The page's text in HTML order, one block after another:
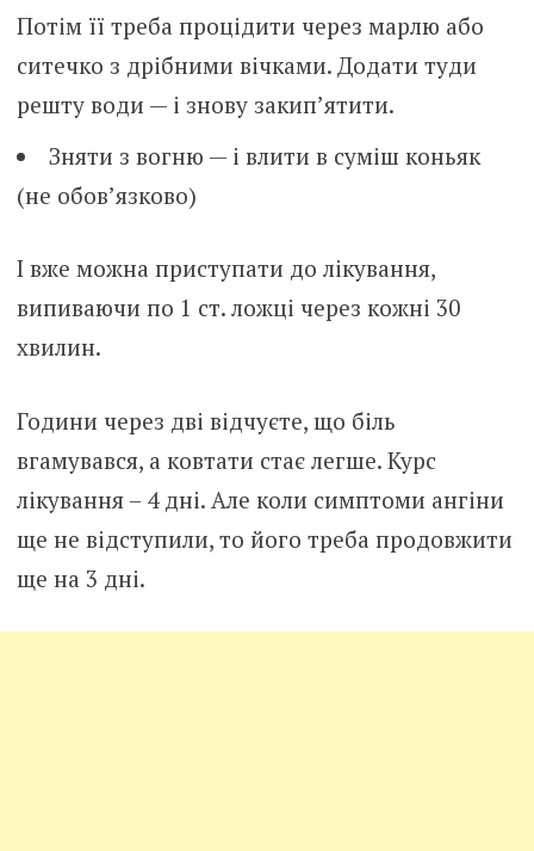
Потім її треба процідити через марлю або
ситечко з дрібними вічками. Додати туди
решту води — і знову закип’ятити.
Зняти з вогню — і влити в суміш коньяк
(не обов’язково)
І вже можна приступати до лікування,
випиваючи по 1 ст. ложці через кожні 30
хвилин.
Години через дві відчуєте, що біль
вгамувався, а ковтати стає легше. Курс
лікування – 4 дні. Але коли симптоми ангіни
ще не відступили, то його треба продовжити
ще на 3 дні.